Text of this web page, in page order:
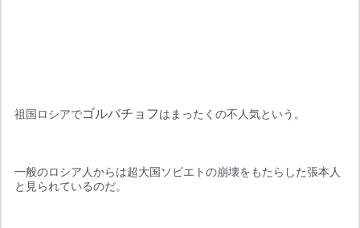
祖国ロシアでゴルバチョフはまったくの不人気という。
一般のロシア人からは超大国ソビエトの崩壊をもたらした張本人
と見られているのだ。